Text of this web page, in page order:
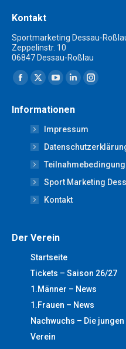
Kontakt
Sportmarketing Dessau-
Zeppelinstr. 10
06847 Dessau-Roßlau
Finden Sie uns auf:
Facebook
opens
new
window
X
opens
in
new
window
YouTube
opens
in
new
window
Linkedin
opens
in
new
window
Instagram
new
window
Informationen
Impressum
Sport Marketing
Kontakt
Der Verein
Startseite
Tickets – Saison 26/27
1.Männer – News
1.Frauen – News
Nachwuchs – Die jungen
Verein